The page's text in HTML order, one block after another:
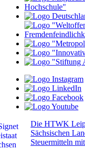
Die HTWK
Sächsischen
Steuermitteln